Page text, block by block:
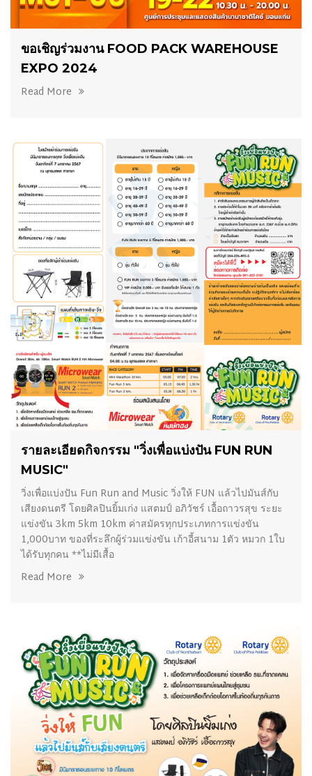
19/09/2024
ขอเชิญร่วมงาน FOOD PACK WAREHOUSE
EXPO 2024
Read More
11/11/2023
รายละเอียดกิจกรรม "วิ่งเพื่อแบ่งปัน FUN RUN
MUSIC"
วิ่งเพื่อแบ่งปัน Fun Run and Music วิ่งให้ FUN แล้วไปมันส์กับ
เสียงดนตรี โดยศิลปินยิ้มเก่ง แสตมป์ อภิวัชร์ เอื้อถาวรสุข ระยะ
แข่งขัน 3km 5km 10km ค่าสมัครทุกประเภทการแข่งขัน
1,000บาท ของที่ระลึกผู้ร่วมแข่งขัน เก้าอี้สนาม 1ตัว หมวก 1ใบ
ได้รับทุกคน **ไม่มีเสื้อ
Read More